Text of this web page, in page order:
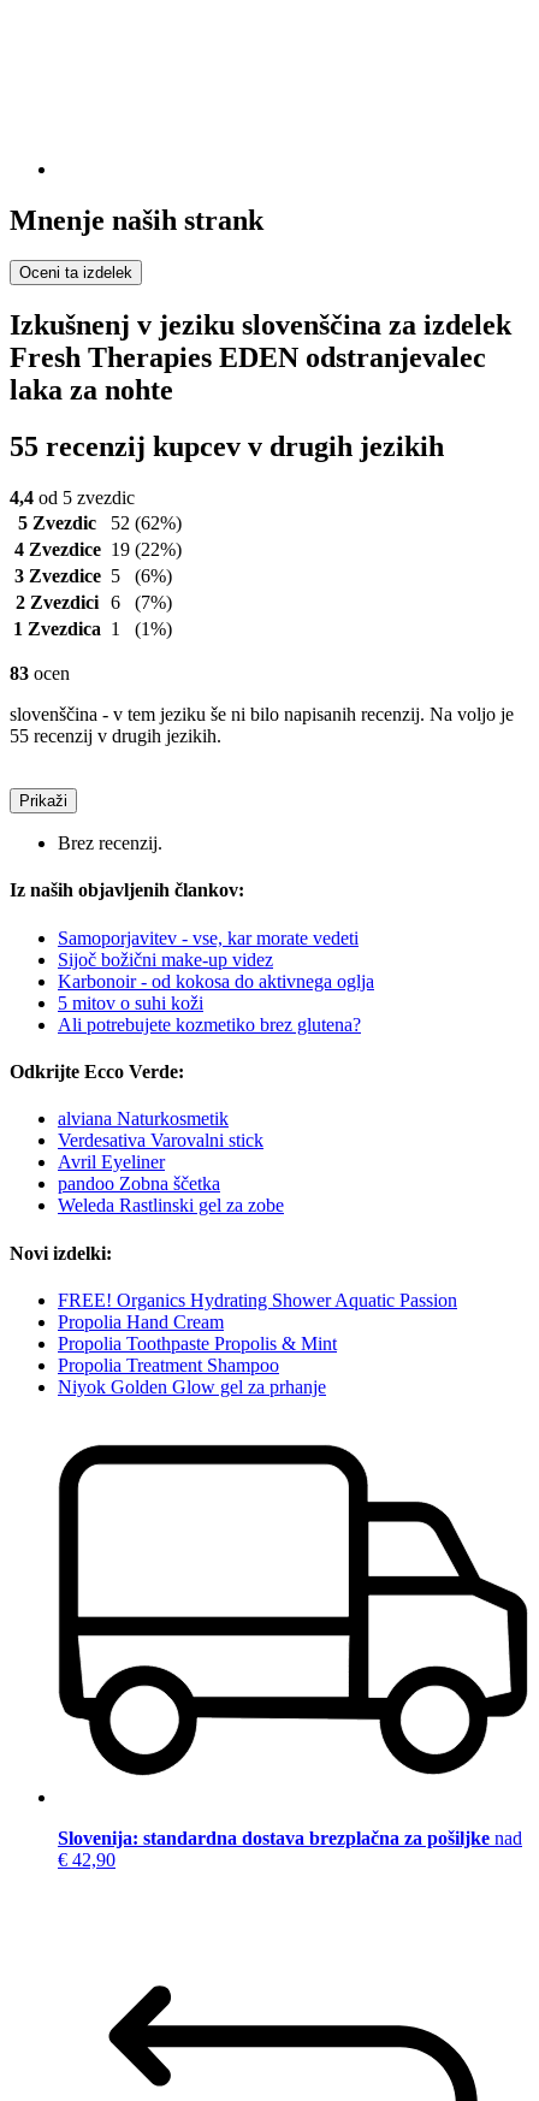
Mnenje naših strank
Oceni ta izdelek
Izkušnenj v jeziku slovenščina za izdelek
Fresh Therapies EDEN odstranjevalec
laka za nohte
55 recenzij kupcev v drugih jezikih
4,4 od 5 zvezdic
5 Zvezdic
52 (62%)
4 Zvezdice 19 (22%)
3 Zvezdice 5
(6%)
2 Zvezdici 6
(7%)
1 Zvezdica 1 (1%)
83 ocen
slovenščina - v tem jeziku še ni bilo napisanih recenzij. Na voljo je
55 recenzij v drugih jezikih.
Prikaži
Brez recenzij.
Iz naših objavljenih člankov:
Samoporjavitev - vse, kar morate vedeti
Sijoč božični make-up videz
Karbonoir - od kokosa do aktivnega oglja
5 mitov o suhi koži
Ali potrebujete kozmetiko brez glutena?
Odkrijte Ecco Verde:
alviana Naturkosmetik
Verdesativa Varovalni stick
Avril Eyeliner
pandoo Zobna ščetka
Weleda Rastlinski gel za zobe
Novi izdelki:
FREE! Organics Hydrating Shower Aquatic Passion
Propolia Hand Cream
Propolia Toothpaste Propolis & Mint
Propolia Treatment Shampoo
Niyok Golden Glow gel za prhanje
Slovenija: standardna dostava brezplačna za pošiljke nad
€ 42,90